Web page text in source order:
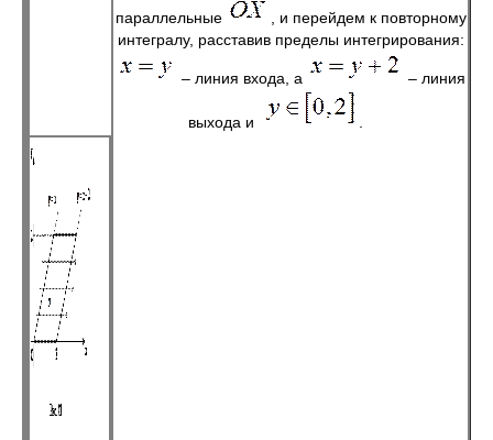
параллельные
, и перейдем к повторному
интегралу, расставив пределы интегрирования:
– линия входа, а – линия
выхода и